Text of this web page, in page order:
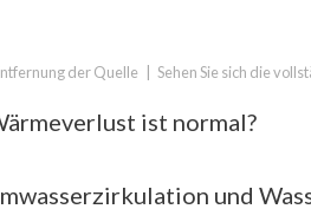
der Quelle Sehen Sie sich die
ist normal?
und